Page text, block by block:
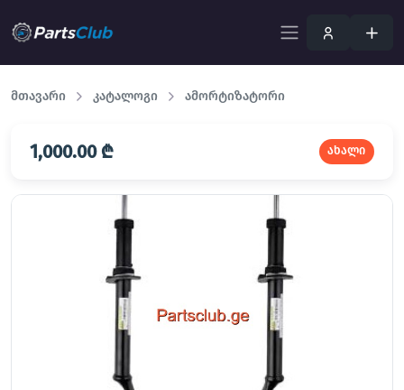
მთავარი კატალოგი ამორტიზატორი
1,000.00 ₾ ახალი